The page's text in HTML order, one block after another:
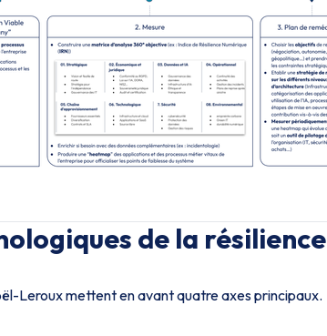
de la résilience
Leroux mettent en avant quatre axes principaux.